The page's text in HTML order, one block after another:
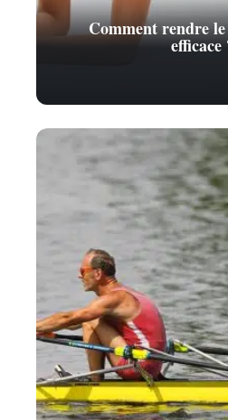
Comment rendre
efficace